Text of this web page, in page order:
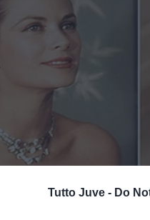
Tutto Juve - Do